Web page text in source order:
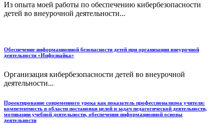
Из опыта моей работы по обеспечению кибербезопасности
детей во внеурочной деятельности...
Обеспечение информационной безопасности детей при организации внеурочной
деятельности «Инфознайка»
Организация кибербезопасности детей во внеурочной
деятельности...
Проектирование современного урока как показатель профессионализма учителя:
компетентность в области постановки целей и задач педагогической деятельности,
мотивации учебной деятельности, обеспечения информационной основы
деятельности